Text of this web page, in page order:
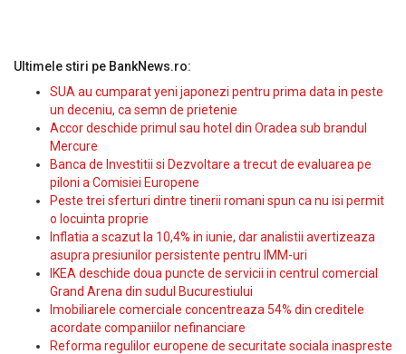
Ultimele stiri pe BankNews.ro:
SUA au cumparat yeni japonezi pentru prima data in peste
un deceniu, ca semn de prietenie
Accor deschide primul sau hotel din Oradea sub brandul
Mercure
Banca de Investitii si Dezvoltare a trecut de evaluarea pe
piloni a Comisiei Europene
Peste trei sferturi dintre tinerii romani spun ca nu isi permit
o locuinta proprie
Inflatia a scazut la 10,4% in iunie, dar analistii avertizeaza
asupra presiunilor persistente pentru IMM-uri
IKEA deschide doua puncte de servicii in centrul comercial
Grand Arena din sudul Bucurestiului
Imobiliarele comerciale concentreaza 54% din creditele
acordate companiilor nefinanciare
Reforma regulilor europene de securitate sociala inaspreste